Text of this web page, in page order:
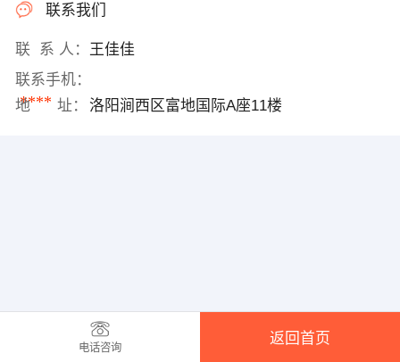
联系我们
联 系 人： 王佳佳
联系手机：
****
地 址： 洛阳涧西区富地国际A座11楼
电话咨询
返回首页